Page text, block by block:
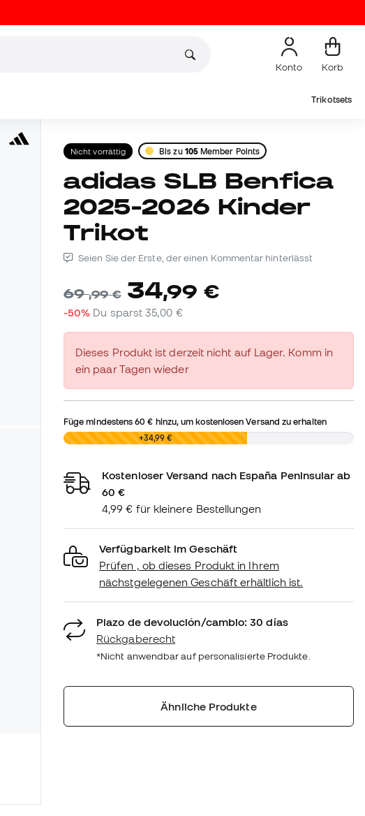
Konto Korb
Trikotsets
Nicht vorrättig Bis zu 105Member Points
adidas SLB Benfica
2025-2026 Kinder
Trikot
Seien Sie der Erste, der einen Kommentar hinterlässt
69,99 € 34,99 €
-50% Du sparst35,00 €
Dieses Produkt ist derzeit nicht auf Lager. Komm in
ein paar Tagen wieder
Füge mindestens60 € hinzu, um kostenlosen Versand zu erhalten
0,00 € +34,99 €
Kostenloser Versand nach España Peninsular ab
60 €
4,99 € für kleinere Bestellungen
Verfügbarkeit im Geschäft
Prüfen , ob dieses Produkt in Ihrem
nächstgelegenen Geschäft erhältlich ist.
Plazo de devolución/cambio: 30 días
Rückgaberecht
*Nicht anwendbar auf personalisierte Produkte.
Ähnliche Produkte